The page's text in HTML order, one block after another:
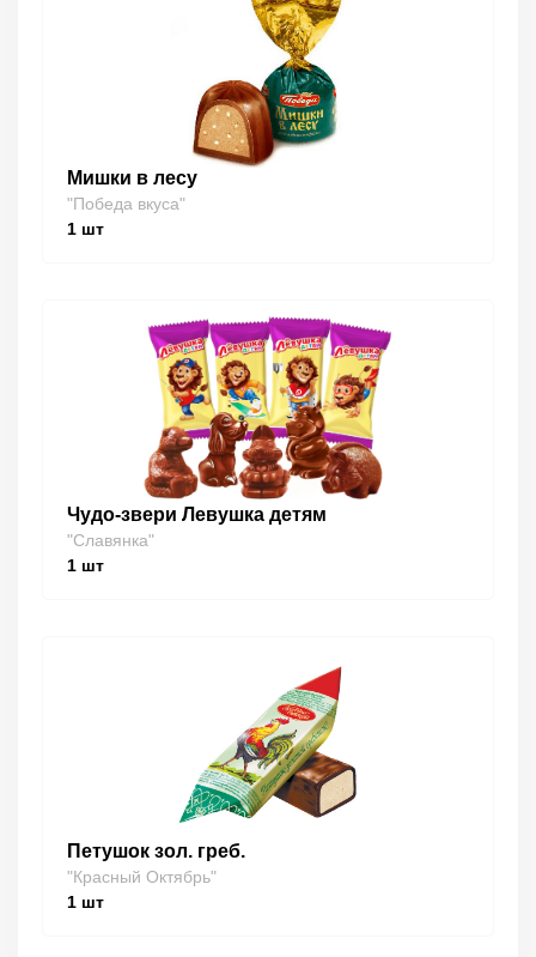
Мишки в лесу
"Победа вкуса"
1 шт
Чудо-звери Левушка детям
"Славянка"
1 шт
Петушок зол. греб.
"Красный Октябрь"
1 шт